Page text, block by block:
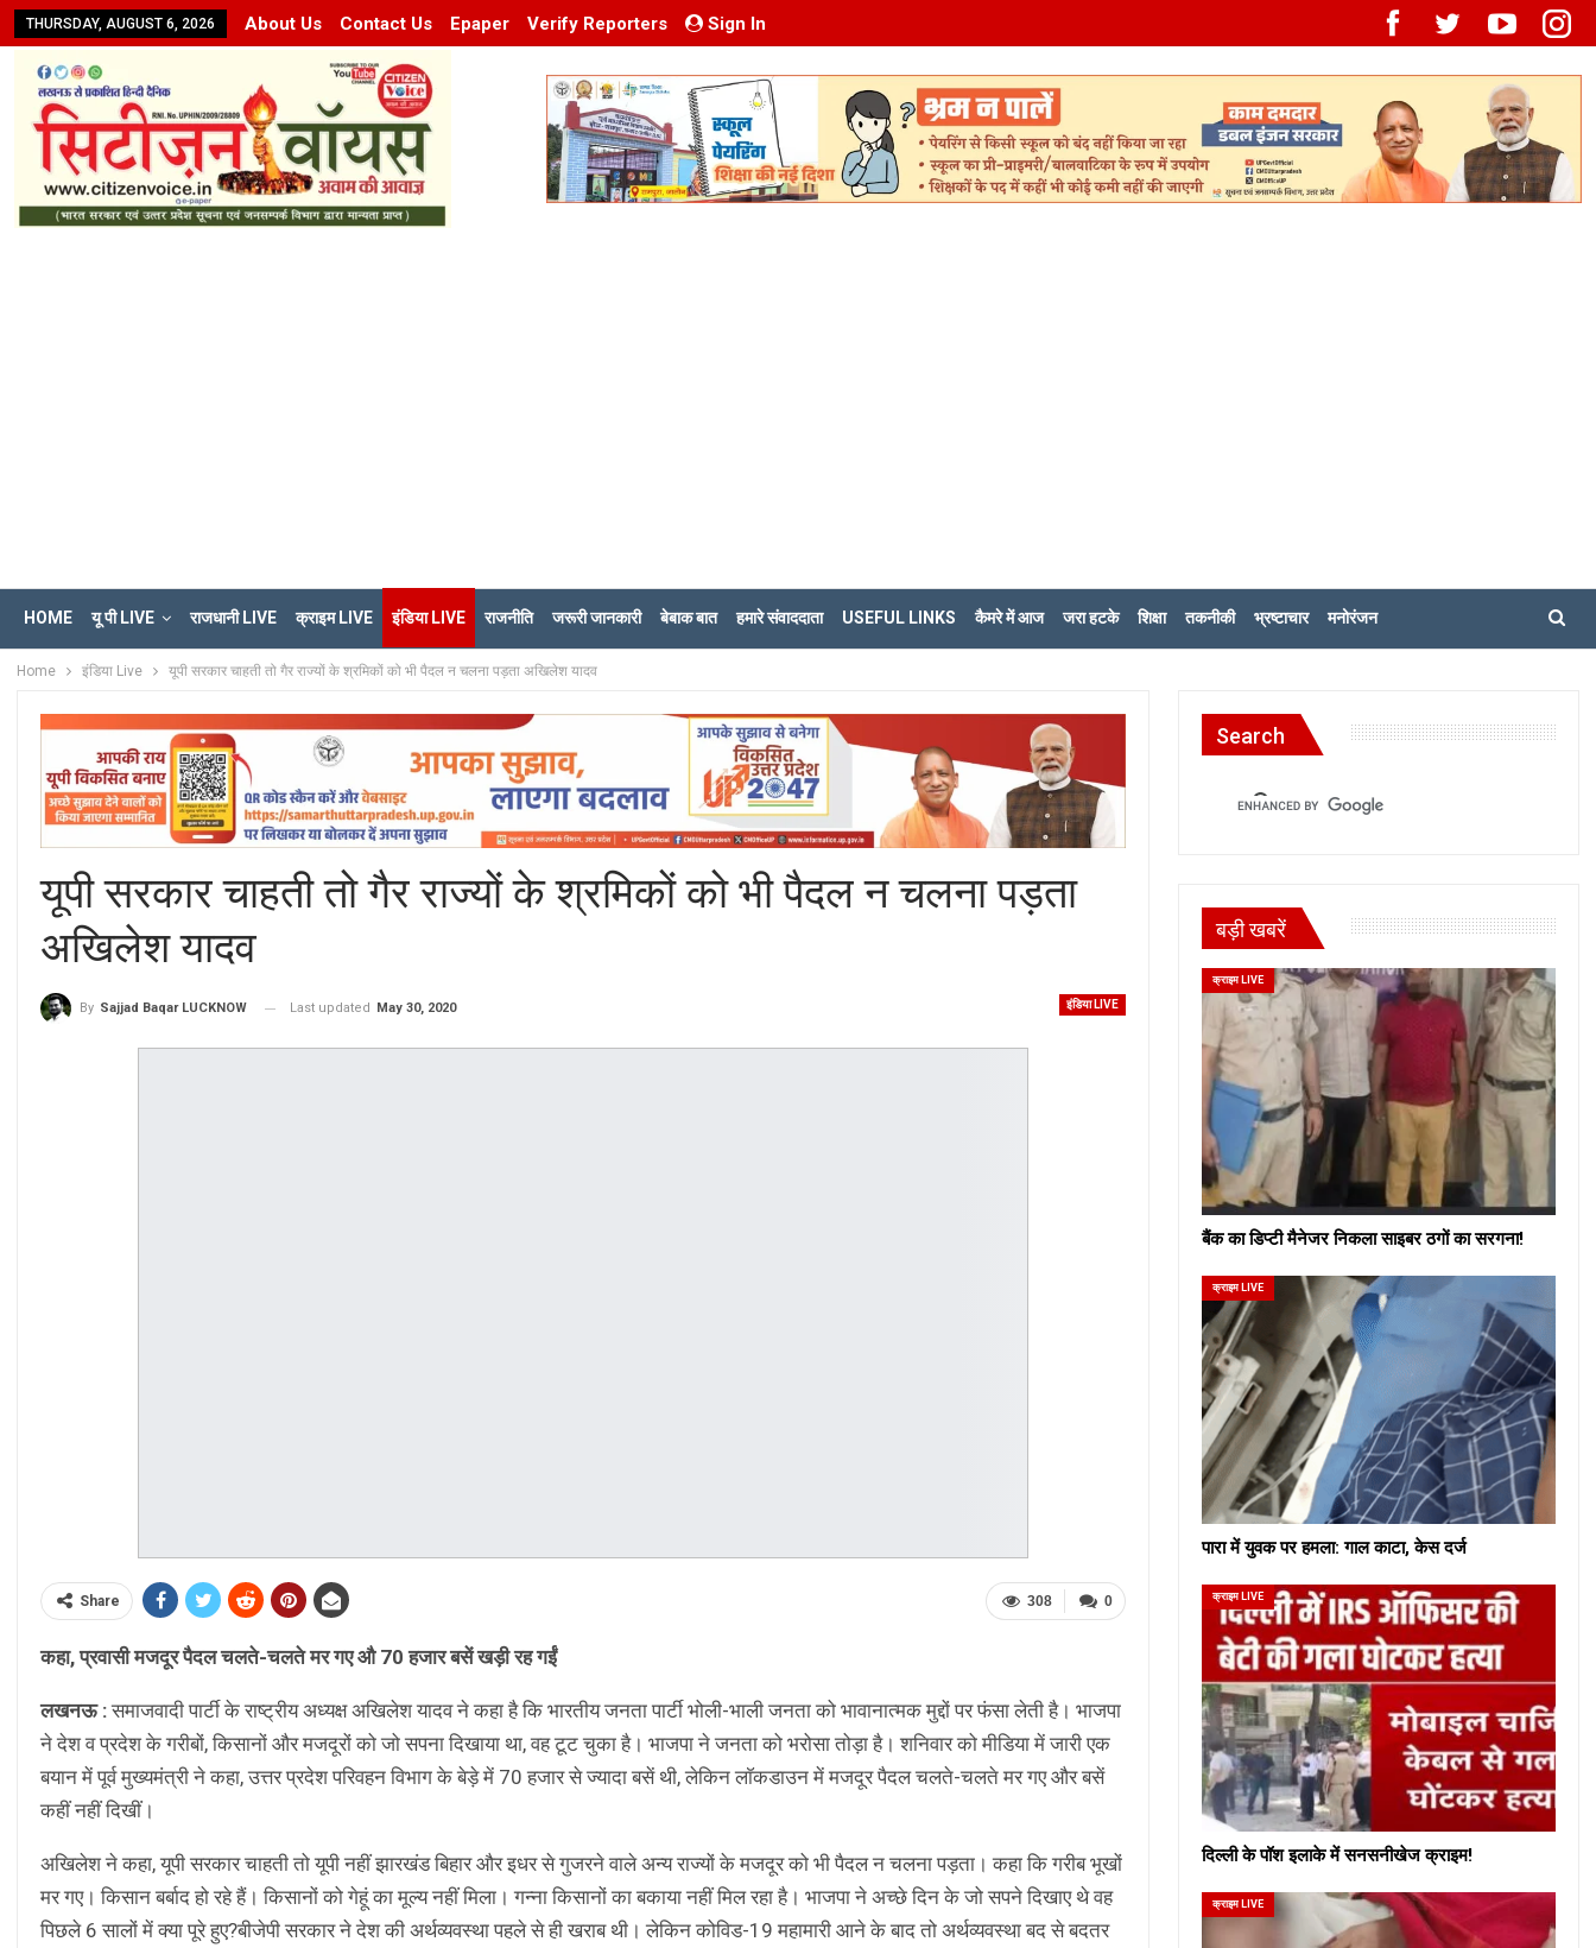
THURSDAY, AUGUST 6, 2026 About Us Contact Us Epaper Verify Reporters Sign In
HOME यू पी LIVE राजधानी LIVE क्राइम LIVE इंडिया LIVE राजनीति जरूरी जानकारी बेबाक बात हमारे संवाददाता USEFUL LINKS कैमरे में आज जरा हटके शिक्षा तकनीकी भ्रष्टाचार मनोरंजन
Home इंडिया Live यूपी सरकार चाहती तो गैर राज्यों के श्रमिकों को भी पैदल न चलना पड़ता अखिलेश यादव
यूपी सरकार चाहती तो गैर राज्यों के श्रमिकों को भी पैदल न चलना पड़ता
अखिलेश यादव
इंडिया LIVE
By Sajjad Baqar LUCKNOW Last updated May 30, 2020
0
308
Share
कहा, प्रवासी मजदूर पैदल चलते-चलते मर गए औ 70 हजार बसें खड़ी रह गईं
लखनऊ :समाजवादी पार्टी के राष्ट्रीय अध्यक्ष अखिलेश यादव ने कहा है कि भारतीय जनता पार्टी भोली-भाली जनता को भावानात्मक मुद्दों पर फंसा लेती है। भाजपा
ने देश व प्रदेश के गरीबों, किसानों और मजदूरों को जो सपना दिखाया था, वह टूट चुका है। भाजपा ने जनता को भरोसा तोड़ा है। शनिवार को मीडिया में जारी एक
बयान में पूर्व मुख्यमंत्री ने कहा, उत्तर प्रदेश परिवहन विभाग के बेड़े में 70 हजार से ज्यादा बसें थी, लेकिन लाॅकडाउन में मजदूर पैदल चलते-चलते मर गए और बसें
कहीं नहीं दिखीं।
अखिलेश ने कहा, यूपी सरकार चाहती तो यूपी नहीं झारखंड बिहार और इधर से गुजरने वाले अन्य राज्यों के मजदूर को भी पैदल न चलना पड़ता। कहा कि गरीब भूखों
मर गए। किसान बर्बाद हो रहे हैं। किसानों को गेहूं का मूल्य नहीं मिला। गन्ना किसानों का बकाया नहीं मिल रहा है। भाजपा ने अच्छे दिन के जो सपने दिखाए थे वह
पिछले 6 सालों में क्या पूरे हुए?बीजेपी सरकार ने देश की अर्थव्यवस्था पहले से ही खराब थी। लेकिन कोविड-19 महामारी आने के बाद तो अर्थव्यवस्था बद से बदतर
Search
बड़ी खबरें
क्राइम LIVE
बैंक का डिप्टी मैनेजर निकला साइबर ठगों का सरगना!
क्राइम LIVE
पारा में युवक पर हमला: गाल काटा, केस दर्ज
क्राइम LIVE
दिल्ली के पॉश इलाके में सनसनीखेज क्राइम!
क्राइम LIVE